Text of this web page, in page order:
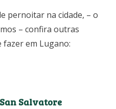
pernoitar na cidade, – o
– confira outras
fazer em Lugano:
Salvatore